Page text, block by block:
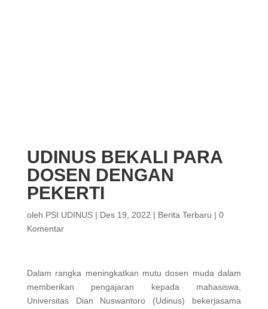
UDINUS BEKALI PARA
DOSEN DENGAN
PEKERTI
oleh PSI UDINUS| Des 19, 2022 | Berita Terbaru | 0
Komentar
Dalam rangka meningkatkan mutu dosen muda dalam
memberikan pengajaran kepada mahasiswa,
Universitas Dian Nuswantoro (Udinus) bekerjasama